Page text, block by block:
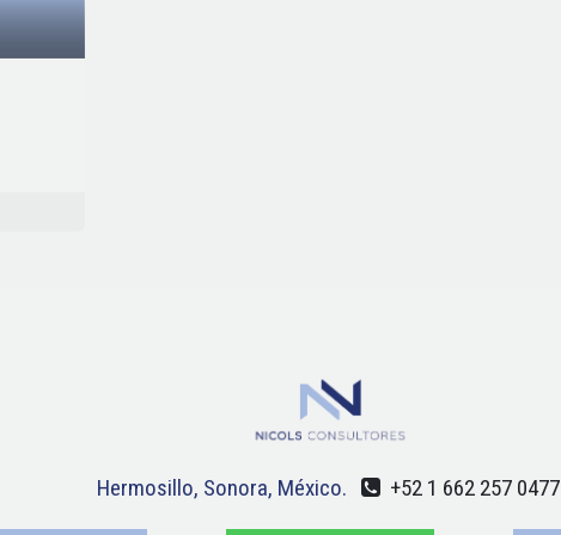
Hermosillo, Sonora, México. +52 1 662 257 0477